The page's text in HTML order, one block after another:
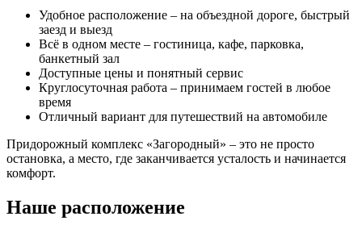
Удобное расположение – на объездной дороге, быстрый
заезд и выезд
Всё в одном месте – гостиница, кафе, парковка,
банкетный зал
Доступные цены и понятный сервис
Круглосуточная работа – принимаем гостей в любое
время
Отличный вариант для путешествий на автомобиле
Придорожный комплекс «Загородный» – это не просто
остановка, а место, где заканчивается усталость и начинается
комфорт.
Наше расположение